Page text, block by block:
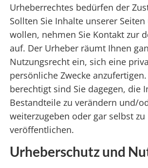
Urheberrechtes bedürfen der
Sollten Sie Inhalte unserer
wollen, nehmen Sie Kontakt zur
auf. Der Urheber räumt Ihnen
Nutzungsrecht ein, sich eine
persönliche Zwecke
berechtigt sind Sie dagegen, die
Bestandteile zu verändern und/
weiterzugeben oder gar selbst zu
veröffentlichen.
Urheberschutz und